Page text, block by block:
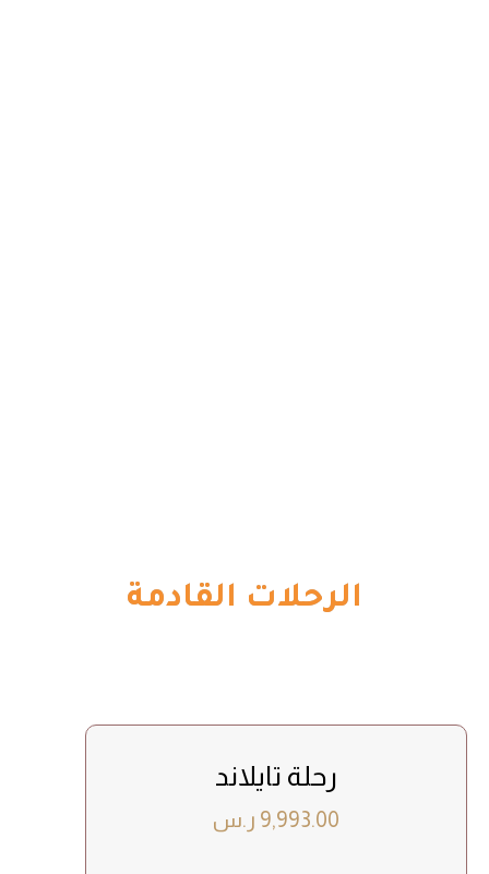
الرحلات القادمة
رحلة تايلاند
9,993.00 ر.س